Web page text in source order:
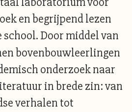
en begrijpend lezen
school. Door middel van
bovenbouwleerlingen
onderzoek naar
in brede zin: van
verhalen tot